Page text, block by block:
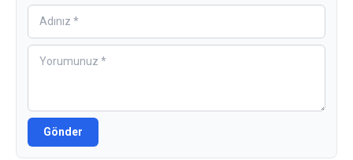
Gönder